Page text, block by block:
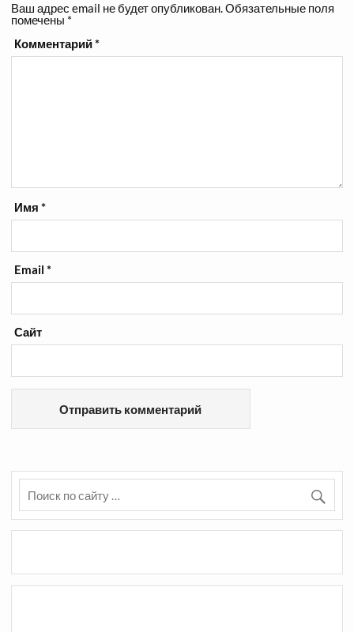
Ваш адрес email не будет опубликован.Обязательные поля
помечены *
Комментарий*
Имя*
Email*
Сайт